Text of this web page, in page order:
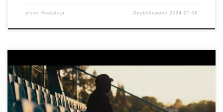
przez Redakcja Opublikowano2024-07-08
Wojsko Polskie zaprasza młodych ochotników do spędzenia